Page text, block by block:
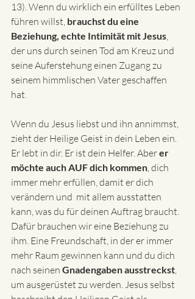
13). Wenn du wirklich ein erfülltes Leben
führen willst, brauchst du eine
Beziehung, echte Intimität mit Jesus,
der uns durch seinen Tod am Kreuz und
seine Auferstehung einen Zugang zu
seinem himmlischen Vater geschaffen
hat.
Wenn du Jesus liebst und ihn annimmst,
zieht der Heilige Geist in dein Leben ein.
Er lebt in dir. Er ist dein Helfer. Aber er
möchte auch AUF dich kommen, dich
immer mehr erfüllen, damit er dich
verändern und  mit allem ausstatten
kann, was du für deinen Auftrag braucht.
Dafür brauchen wir eine Beziehung zu
ihm. Eine Freundschaft, in der er immer
mehr Raum gewinnen kann und du dich
nach seinen Gnadengaben ausstreckst,
um ausgerüstet zu werden. Jesus selbst